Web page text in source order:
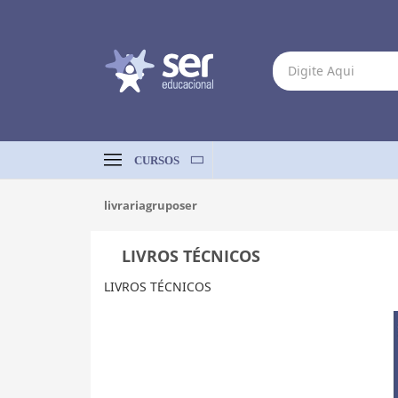
CURSOS
livrariagruposer
LIVROS TÉCNICOS
LIVROS TÉCNICOS